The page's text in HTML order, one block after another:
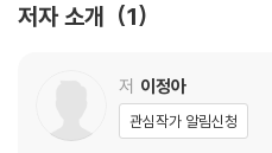
말대꾸는 기본, 버릇없이 굴어요
기를 좌우한다 | 아이에게 삶의 주도
욕하는 아이가 정상이라고요?
저자 소개 1
저 이정아
관심작가 알림신청